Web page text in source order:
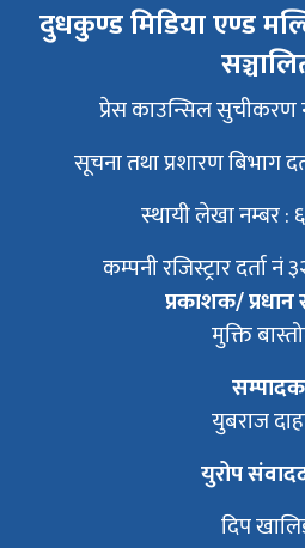
दुधकुण्ड मिडिया एण्ड
प्रेस काउन्सिल
सूचना तथा प्रशारण बिभाग
स्थायी लेखा नम्बर :
कम्पनी रजिस्ट्रार दर्ता
प्रकाशक/
मुक्ति
सम्पादक
युबराज
युरोप
दिप